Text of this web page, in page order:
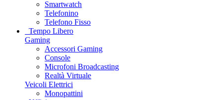
Smartwatch
Telefonino
Telefono Fisso
Tempo Libero
Gaming
Accessori Gaming
Console
Microfoni Broadcasting
Realtà Virtuale
Veicoli Elettrici
Monopattini